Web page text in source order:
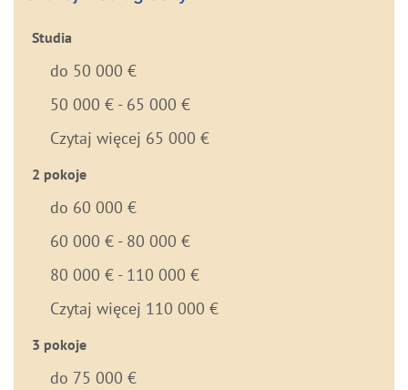
Studia
do 50 000 €
50 000 € - 65 000 €
Czytaj więcej 65 000 €
2 pokoje
do 60 000 €
60 000 € - 80 000 €
80 000 € - 110 000 €
Czytaj więcej 110 000 €
3 pokoje
do 75 000 €